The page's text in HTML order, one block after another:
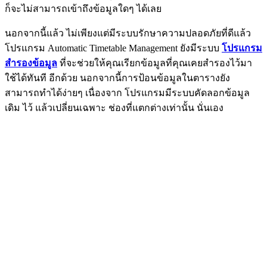
ก็จะไม่สามารถเข้าถึงข้อมูลใดๆ ได้เลย
นอกจากนี้แล้ว ไม่เพียงแต่มีระบบรักษาความปลอดภัยที่ดีแล้ว
โปรแกรม Automatic Timetable Management ยังมีระบบ โปรแกรม
สำรองข้อมูล ที่จะช่วยให้คุณเรียกข้อมูลที่คุณเคยสำรองไว้มา
ใช้ได้ทันที อีกด้วย นอกจากนี้การป้อนข้อมูลในตารางยัง
สามารถทำได้ง่ายๆ เนื่องจาก โปรแกรมมีระบบคัดลอกข้อมูล
เดิม ไว้ แล้วเปลี่ยนเฉพาะ ช่องที่แตกต่างเท่านั้น นั่นเอง